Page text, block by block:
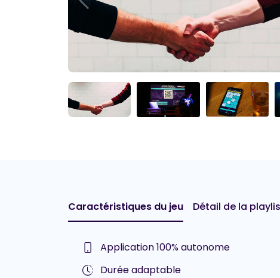
Caractéristiques du jeu Détail de la
Application 100% autonome
Durée adaptable